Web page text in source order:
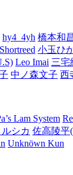
hy4_4yh 橋本和
小玉ひ
Leo Imai 三宅
中ノ森文子 西
Lam System
ルシカ 佐高陵平
Unknöwn Kun